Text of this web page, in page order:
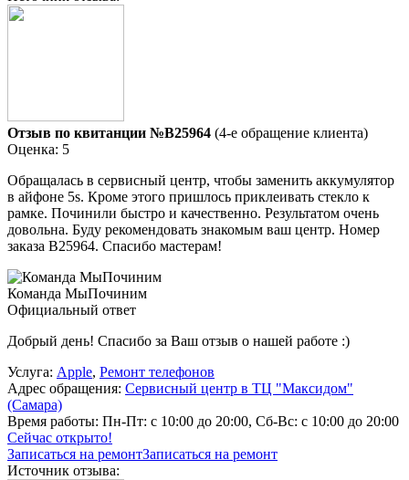
Отзыв по квитанции №B25964 (4-е обращение клиента)
Оценка: 5
Обращалась в сервисный центр, чтобы заменить аккумулятор
в айфоне 5s. Кроме этого пришлось приклеивать стекло к
рамке. Починили быстро и качественно. Результатом очень
довольна. Буду рекомендовать знакомым ваш центр. Номер
заказа В25964. Спасибо мастерам!
Команда МыПочиним
Официальный ответ
Добрый день! Спасибо за Ваш отзыв о нашей работе :)
Услуга: Apple, Ремонт телефонов
Адрес обращения: Сервисный центр в ТЦ "Максидом"
(Самара)
Время работы: Пн-Пт: с 10:00 до 20:00, Сб-Вс: с 10:00 до 20:00
Сейчас открыто!
Записаться на ремонтЗаписаться на ремонт
Источник отзыва: